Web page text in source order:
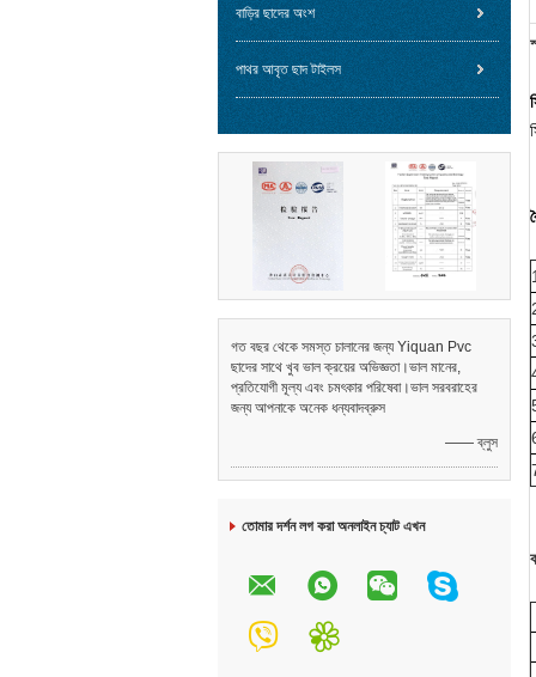
বাড়ির ছাদের অংশ
পাথর আবৃত ছাদ টাইলস
গত বছর থেকে সমস্ত চালানের জন্য Yiquan Pvc
ছাদের সাথে খুব ভাল ক্রয়ের অভিজ্ঞতা।ভাল মানের,
প্রতিযোগী মূল্য এবং চমৎকার পরিষেবা।ভাল সরবরাহের
জন্য আপনাকে অনেক ধন্যবাদব্রুস
—— ব্লুস
তোমার দর্শন লগ করা অনলাইন চ্যাট এখন